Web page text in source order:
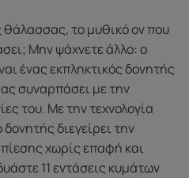
θάλασσας, το μυθικό ον που
Μην ψάχνετε άλλο: ο
ένας εκπληκτικός δονητής
συναρπάσει με την
του. Με την τεχνολογία
διεγείρει την
χωρίς επαφή και
11 εντάσεις κυμάτων